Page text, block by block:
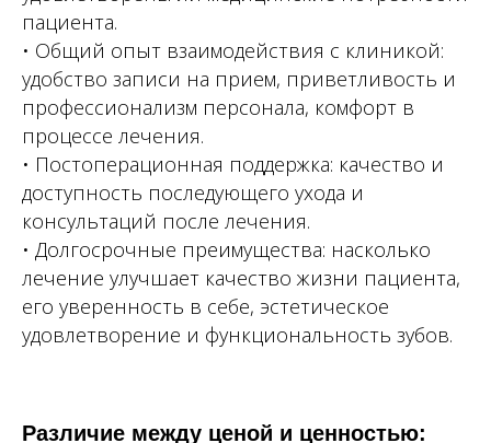
пациента.
• Общий опыт взаимодействия с клиникой:
удобство записи на прием, приветливость и
профессионализм персонала, комфорт в
процессе лечения.
• Постоперационная поддержка: качество и
доступность последующего ухода и
консультаций после лечения.
• Долгосрочные преимущества: насколько
лечение улучшает качество жизни пациента,
его уверенность в себе, эстетическое
удовлетворение и функциональность зубов.
Различие между ценой и ценностью: